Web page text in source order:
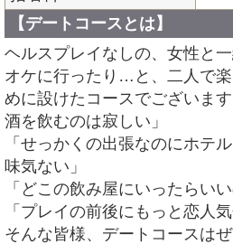
【デートコースとは】
ヘルスプレイなしの、女性と
オケに行ったり…と、二人で
めに設けたコースでございま
酒を飲むのは寂しい」
「せっかくの出張なのにホテ
味気ない」
「どこの飲み屋にいったらい
「プレイの前後にもっと恋人
そんな皆様、デートコースは